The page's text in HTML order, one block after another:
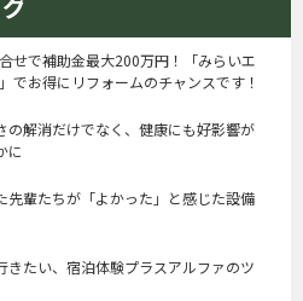
せで補助金最大200万円！「みらいエ
でお得にリフォームのチャンスです！
の解消だけでなく、健康にも好影響が
に
先輩たちが「よかった」と感じた設備
きたい、宿泊体験プラスアルファのツ